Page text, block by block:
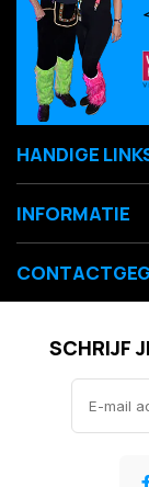
HANDIGE
INFORMATIE
SCHRIJF